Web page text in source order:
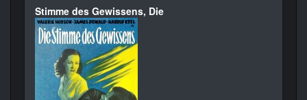
Stimme des Gewissens, Die